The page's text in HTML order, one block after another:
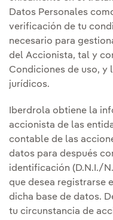
Datos Personales
verificación de tu
necesario para
del Accionista, tal y
Condiciones de uso, y
jurídicos.
Iberdrola obtiene la
accionista de las
contable de las
datos para después
identificación (D.N.I./
que desea registrarse
dicha base de datos.
tu circunstancia de